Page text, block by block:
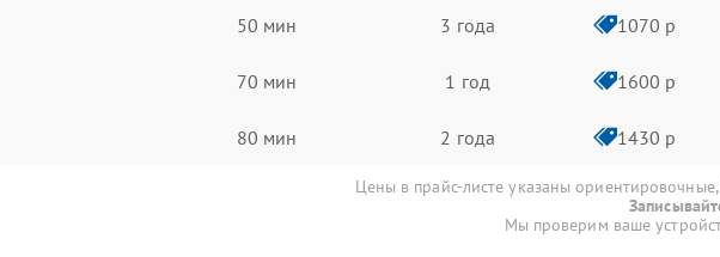
50 мин 3 года 1070 р
70 мин 1 год 1600 р
80 мин 2 года 1430 р
Цены в прайс-листе указаны ориентировочные,
Мы проверим ваше